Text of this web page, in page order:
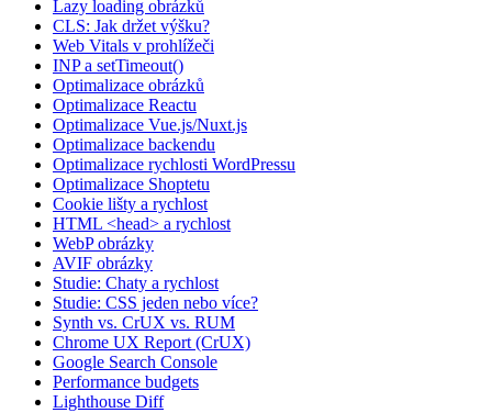
Lazy loading obrázků
CLS: Jak držet výšku?
Web Vitals v prohlížeči
INP a setTimeout()
Optimalizace obrázků
Optimalizace Reactu
Optimalizace Vue.js/Nuxt.js
Optimalizace backendu
Optimalizace rychlosti WordPressu
Optimalizace Shoptetu
Cookie lišty a rychlost
HTML <head> a rychlost
WebP obrázky
AVIF obrázky
Studie: Chaty a rychlost
Studie: CSS jeden nebo více?
Synth vs. CrUX vs. RUM
Chrome UX Report (CrUX)
Google Search Console
Performance budgets
Lighthouse Diff